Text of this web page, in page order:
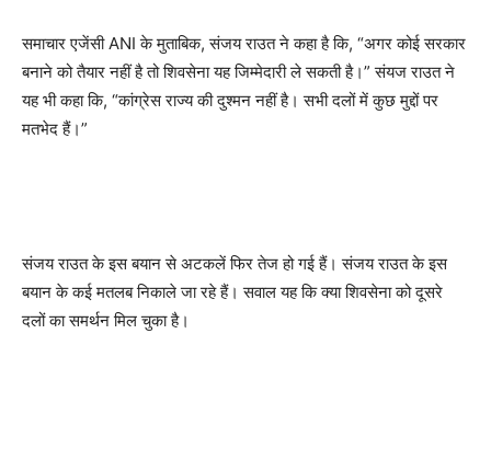
समाचार एजेंसी ANI के मुताबिक, संजय राउत ने कहा है कि, “अगर कोई सरकार
बनाने को तैयार नहीं है तो शिवसेना यह जिम्मेदारी ले सकती है।” संयज राउत ने
यह भी कहा कि, “कांग्रेस राज्य की दुश्मन नहीं है। सभी दलों में कुछ मुद्दों पर
मतभेद हैं।”
संजय राउत के इस बयान से अटकलें फिर तेज हो गई हैं। संजय राउत के इस
बयान के कई मतलब निकाले जा रहे हैं। सवाल यह कि क्या शिवसेना को दूसरे
दलों का समर्थन मिल चुका है।